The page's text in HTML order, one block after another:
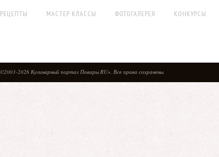
РЕЦЕПТЫ МАСТЕР КЛАССЫ ФОТОГАЛЕРЕЯ КОНКУРСЫ
©2003-2026 Кулинарный портал Повары.RU». Все права сохранены.